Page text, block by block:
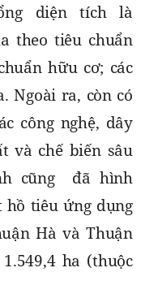
diện tích là
theo tiêu chuẩn
hữu cơ; các
Ngoài ra, còn có
công nghệ, dây
và chế biến sâu
cũng  đã hình
hồ tiêu ứng dụng
Hà và Thuận
ha (thuộc